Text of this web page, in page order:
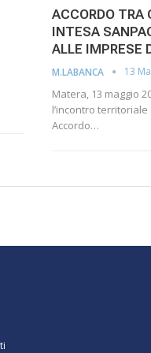
ACCORDO TRA
INTESA
ALLE IMPRESE
M.LABANCA 13
Matera, 13 maggio
l’incontro
Accordo…